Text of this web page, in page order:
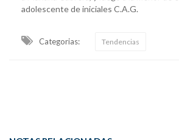
adolescente de iniciales C.A.G.
Categorias: Tendencias